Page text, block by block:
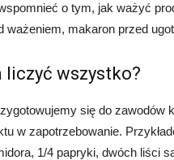
o tym, jak ważyć
ważeniem, makaron przed
liczyć wszystko?
się do
w zapotrzebowanie.
1/4 papryki, dwóch liści